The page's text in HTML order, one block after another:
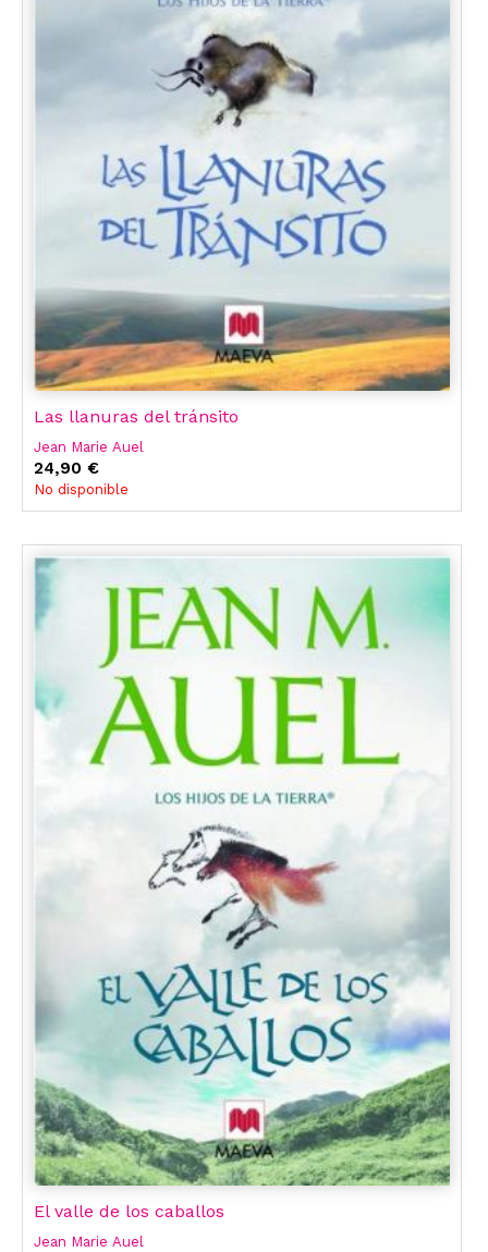
Las llanuras del tránsito
Jean Marie Auel
24,90 €
No disponible
El valle de los caballos
Jean Marie Auel